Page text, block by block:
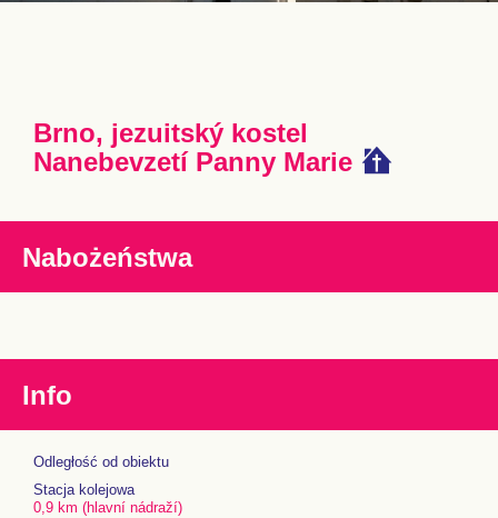
Brno, jezuitský kostel
Nanebevzetí Panny Marie
Nabożeństwa
Info
Odległość od obiektu
Stacja kolejowa
0,9 km (hlavní nádraží)